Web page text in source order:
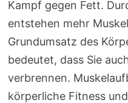
Kampf gegen Fett.
entstehen mehr
Grundumsatz des
bedeutet, dass Sie
verbrennen.
körperliche Fitness